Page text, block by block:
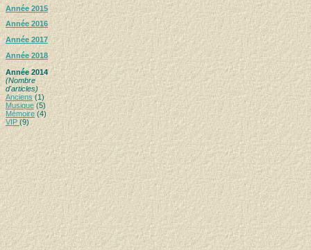
Année 2015
Année 2016
Année 2017
Année 2018
Année 2014
(Nombre
d'articles)
Anciens (1)
Musique (5)
Mémoire (4)
VIP (9)